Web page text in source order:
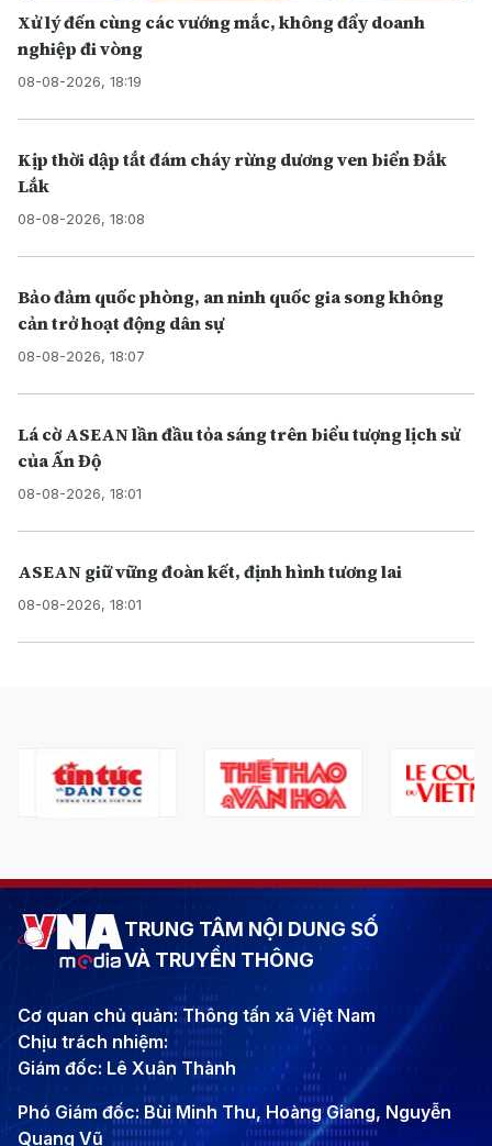
Xử lý đến cùng các vướng mắc, không đẩy doanh
nghiệp đi vòng
08-08-2026, 18:19
Kịp thời dập tắt đám cháy rừng dương ven biển Đắk
Lắk
08-08-2026, 18:08
Bảo đảm quốc phòng, an ninh quốc gia song không
cản trở hoạt động dân sự
08-08-2026, 18:07
Lá cờ ASEAN lần đầu tỏa sáng trên biểu tượng lịch sử
của Ấn Độ
08-08-2026, 18:01
ASEAN giữ vững đoàn kết, định hình tương lai
08-08-2026, 18:01
TRUNG TÂM NỘI DUNG SỐ
VÀ TRUYỀN THÔNG
Cơ quan chủ quản: Thông tấn xã Việt Nam
Chịu trách nhiệm:
Giám đốc: Lê Xuân Thành
Phó Giám đốc: Bùi Minh Thu, Hoàng Giang, Nguyễn
Quang Vũ